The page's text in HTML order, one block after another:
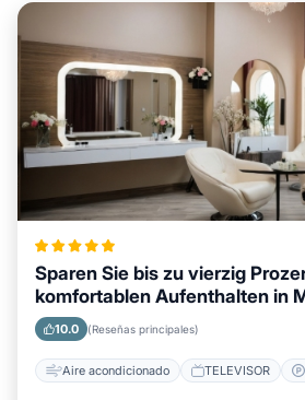
Sparen Sie bis zu vierzig
komfortablen Aufenthalten in
10.0 (Reseñas principales)
Aire acondicionado TELEVISOR